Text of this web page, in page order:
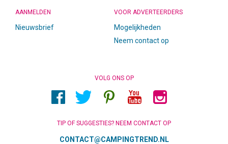
AANMELDEN
Nieuwsbrief
VOOR ADVERTEERDERS
Mogelijkheden
Neem contact op
VOLG ONS OP
TIP OF SUGGESTIES? NEEM CONTACT OP
CONTACT@CAMPINGTREND.NL